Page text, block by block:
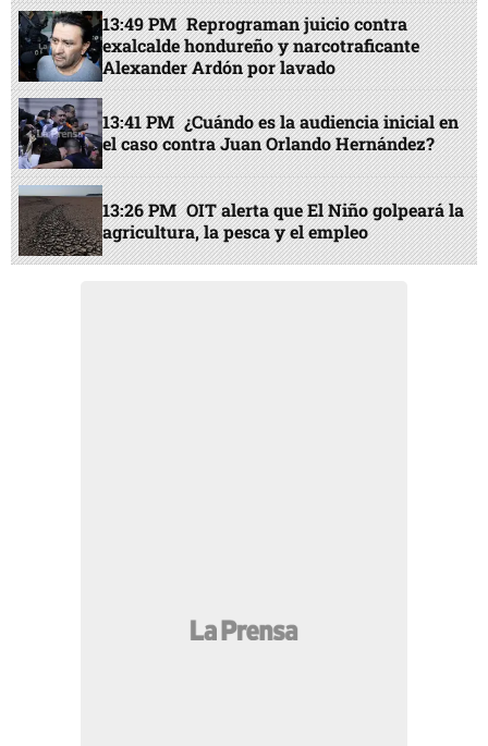
13:49 PM Reprograman juicio contra
exalcalde hondureño y narcotraficante
Alexander Ardón por lavado
13:41 PM ¿Cuándo es la audiencia inicial en
el caso contra Juan Orlando Hernández?
13:26 PM OIT alerta que El Niño golpeará la
agricultura, la pesca y el empleo